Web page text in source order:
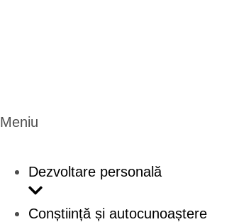
Meniu
Dezvoltare personală
Conștiință și autocunoaștere